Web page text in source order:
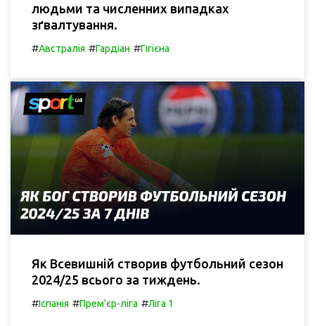
людьми та численних випадках
зґвалтування.
#Австралія #Гардіан #Гігієна
Як Всевишній створив футбольний сезон
2024/25 всього за тиждень.
#Іспанія #Прем'єр-ліга #Ліга 1